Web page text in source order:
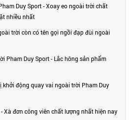
Duy Sport - Xoay eo ngoài trời chất
nhiều nhất
trời còn có tên gọi ngồi đạp đùi ngoài
Pham Duy Sport - Lắc hông sản phẩm
khởi động quay vai ngoài trời Pham Duy
Xà đơn công viên chất lượng nhất hiện nay